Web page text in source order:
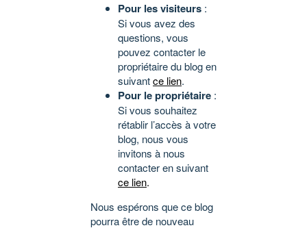
Pour les visiteurs :
Si vous avez des
questions, vous
pouvez contacter le
propriétaire du blog en
suivantce lien.
Pour le propriétaire :
Si vous souhaitez
rétablir l’accès à votre
blog, nous vous
invitons à nous
contacter en suivant
ce lien.
Nous espérons que ce blog
pourra être de nouveau